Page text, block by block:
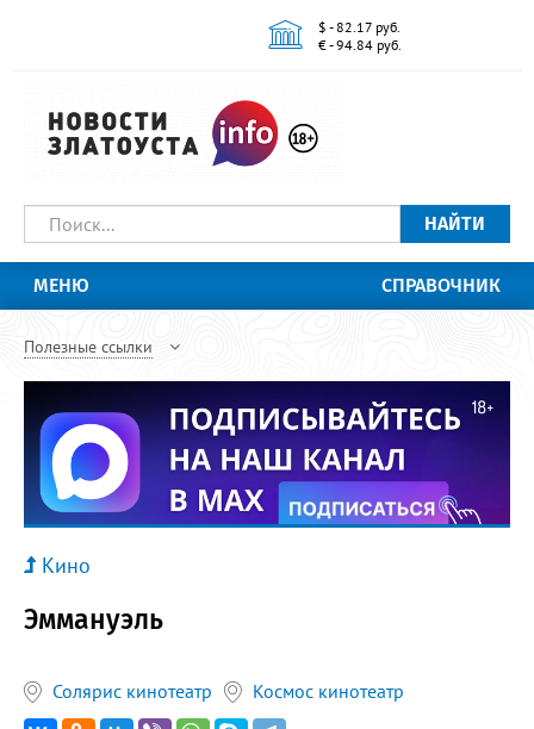
$ - 82.17 руб.
€ - 94.84 руб.
НАЙТИ
МЕНЮ СПРАВОЧНИК
Полезные ссылки
Кино
Эммануэль
Солярис кинотеатр Космос кинотеатр